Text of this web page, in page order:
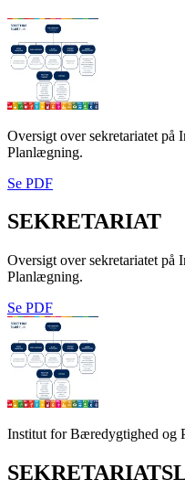
Oversigt over sekretariatet
Planlægning.
Se PDF
SE­KRE­TA­RI­AT
Oversigt over sekretariatet
Planlægning.
Se PDF
Institut for Bæredygtighed og